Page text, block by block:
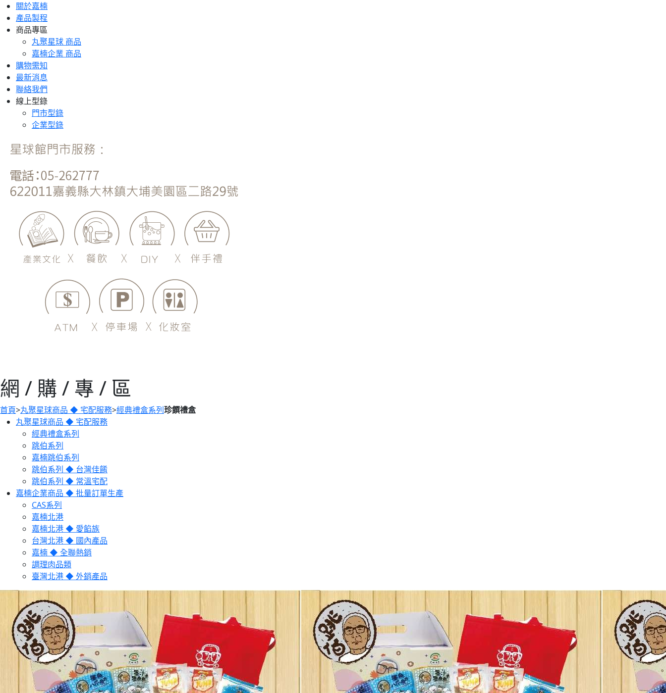
關於嘉楠
產品製程
商品專區
丸聚星球 商品
嘉楠企業 商品
購物需知
最新消息
聯絡我們
線上型錄
門市型錄
企業型錄
網 / 購 / 專 / 區
首頁>丸聚星球商品 ◆ 宅配服務>經典禮盒系列珍饌禮盒
丸聚星球商品 ◆ 宅配服務
經典禮盒系列
跳伯系列
嘉楠跳伯系列
跳伯系列 ◆ 台灣佳餚
跳伯系列 ◆ 常溫宅配
嘉楠企業商品 ◆ 批量訂單生產
CAS系列
嘉楠北港
嘉楠北港 ◆ 愛餡族
台灣北港 ◆ 國內產品
嘉楠 ◆ 全聯熱銷
調理肉品類
臺灣北港 ◆ 外銷產品